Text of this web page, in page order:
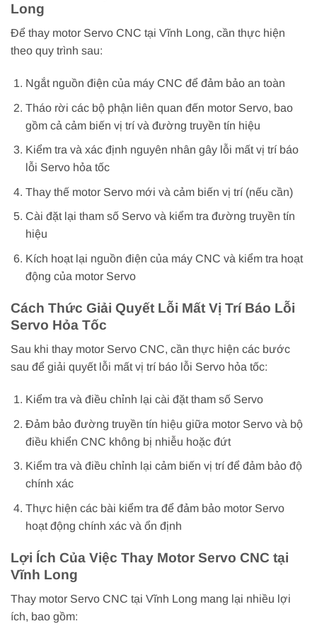
Long
Để thay motor Servo CNC tại Vĩnh Long, cần thực hiện
theo quy trình sau:
Ngắt nguồn điện của máy CNC để đảm bảo an toàn
Tháo rời các bộ phận liên quan đến motor Servo, bao
gồm cả cảm biến vị trí và đường truyền tín hiệu
Kiểm tra và xác định nguyên nhân gây lỗi mất vị trí báo
lỗi Servo hỏa tốc
Thay thế motor Servo mới và cảm biến vị trí (nếu cần)
Cài đặt lại tham số Servo và kiểm tra đường truyền tín
hiệu
Kích hoạt lại nguồn điện của máy CNC và kiểm tra hoạt
động của motor Servo
Cách Thức Giải Quyết Lỗi Mất Vị Trí Báo Lỗi
Servo Hỏa Tốc
Sau khi thay motor Servo CNC, cần thực hiện các bước
sau để giải quyết lỗi mất vị trí báo lỗi Servo hỏa tốc:
Kiểm tra và điều chỉnh lại cài đặt tham số Servo
Đảm bảo đường truyền tín hiệu giữa motor Servo và bộ
điều khiển CNC không bị nhiễu hoặc đứt
Kiểm tra và điều chỉnh lại cảm biến vị trí để đảm bảo độ
chính xác
Thực hiện các bài kiểm tra để đảm bảo motor Servo
hoạt động chính xác và ổn định
Lợi Ích Của Việc Thay Motor Servo CNC tại
Vĩnh Long
Thay motor Servo CNC tại Vĩnh Long mang lại nhiều lợi
ích, bao gồm: